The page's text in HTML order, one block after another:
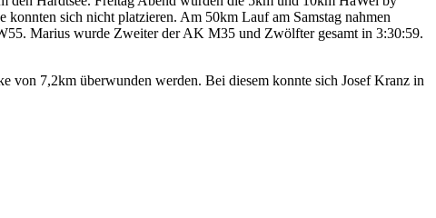
sich nicht platzieren. Am 50km Lauf am Samstag nahmen
Marius wurde Zweiter der AK M35 und Zwölfter gesamt in 3:30:59.
von 7,2km überwunden werden. Bei diesem konnte sich Josef Kranz in